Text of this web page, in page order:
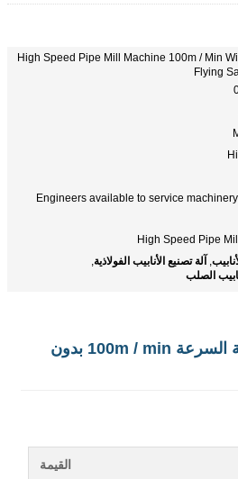
High Speed Pipe Mill Machine 100m / Min
Flying
Engineers available to service
High Speed Pipe
, آلة تصنيع الأنابيب الفولاذية,
الصلب
آلة طاحونة أنابيب عالية السرعة 100m / min بدون
القيمة